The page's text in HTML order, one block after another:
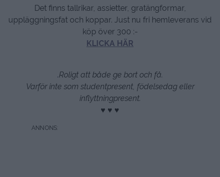
Det finns tallrikar, assietter, gratängformar,
uppläggningsfat och koppar. Just nu fri hemleverans vid
köp över 300 :-
KLICKA HÄR
.Roligt att både ge bort och få.
Varför inte som studentpresent, födelsedag eller
inflyttningpresent.
♥ ♥ ♥